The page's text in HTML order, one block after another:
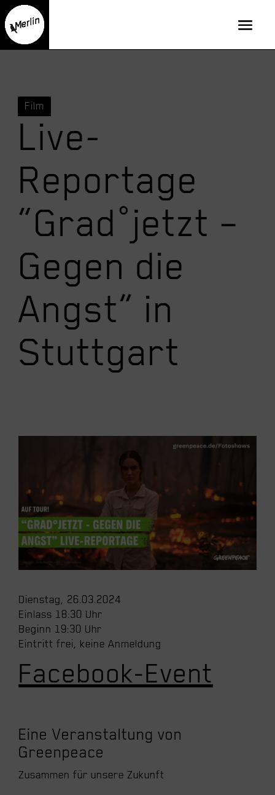
Film
Live-
Reportage
“Grad°jetzt –
Gegen die
Angst” in
Stuttgart
Dienstag, 26.03.2024
Einlass 18:30 Uhr
Beginn 19:30 Uhr
Eintritt frei, keine Anmeldung
Facebook-Event
Eine Veranstaltung von
Greenpeace
Zusammen für unsere Zukunft